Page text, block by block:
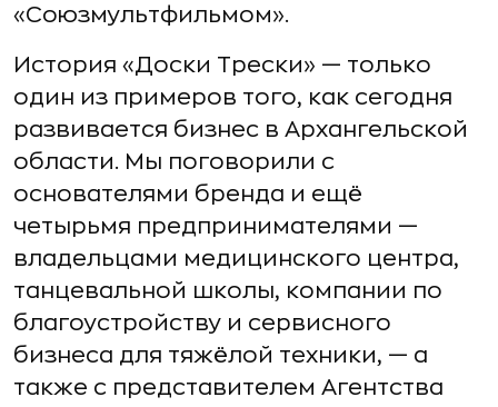
«Союзмультфильмом».
История «Доски Трески» — только
один из примеров того, как сегодня
развивается бизнес в Архангельской
области. Мы поговорили с
основателями бренда и ещё
четырьмя предпринимателями —
владельцами медицинского центра,
танцевальной школы, компании по
благоустройству и сервисного
бизнеса для тяжёлой техники, — а
также с представителем Агентства